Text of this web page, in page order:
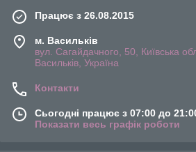
Працює з 26.08.2015
м. Васильків
вул. Сагайдачного, 50, Київська
Васильків, Україна
Контакти
Сьогодні працює з 07:00 до
Показати весь графік роботи